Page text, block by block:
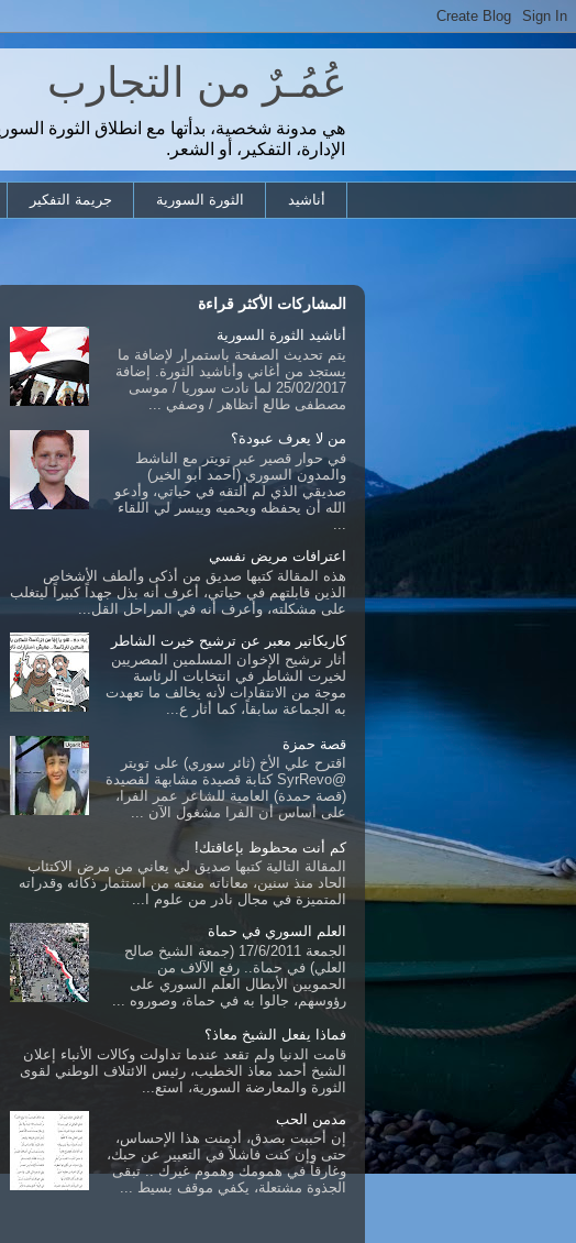
عُمُـرٌ من التجارب
هي مدونة شخصية، بدأتها مع انطلاق الثورة
الإدارة، التفكير، أو الشعر.
أناشيد الثورة السورية جريمة التفكير
المشاركات الأكثر قراءة
أناشيد الثورة السورية
يتم تحديث الصفحة باستمرار لإضافة ما
يستجد من أغاني وأناشيد الثورة. إضافة
25/02/2017 لما نادت سوريا / موسى
مصطفى طالع أتظاهر / وصفي ...
من لا يعرف عبودة؟
في حوار قصير عبر تويتر مع الناشط
والمدون السوري (أحمد أبو الخير)
صديقي الذي لم ألتقه في حياتي، وأدعو
الله أن يحفظه ويحميه وييسر لي اللقاء
...
اعترافات مريض نفسي
هذه المقالة كتبها صديق من أذكى وألطف الأشخاص
الذين قابلتهم في حياتي، أعرف أنه بذل جهداً كبيراً ليتغلب
على مشكلته، وأعرف أنه في المراحل القل...
كاريكاتير معبر عن ترشيح خيرت الشاطر
أثار ترشيح الإخوان المسلمين المصريين
لخيرت الشاطر في انتخابات الرئاسة
موجة من الانتقادات لأنه يخالف ما تعهدت
به الجماعة سابقاً، كما أثار ع...
قصة حمزة
اقترح علي الأخ (ثائر سوري) على تويتر
@SyrRevo كتابة قصيدة مشابهة لقصيدة
(قصة حمدة) العامية للشاعر عمر الفرا،
على أساس أن الفرا مشغول الآن ...
كم أنت محظوظ بإعاقتك!
المقالة التالية كتبها صديق لي يعاني من مرض الاكتئاب
الحاد منذ سنين، معاناته منعته من استثمار ذكائه وقدراته
المتميزة في مجال نادر من علوم ا...
العلم السوري في حماة
الجمعة 17/6/2011 (جمعة الشيخ صالح
العلي) في حماة.. رفع الآلاف من
الحمويين الأبطال العلم السوري على
رؤوسهم، جالوا به في حماة، وصوروه ...
فماذا يفعل الشيخ معاذ؟
قامت الدنيا ولم تقعد عندما تداولت وكالات الأنباء إعلان
الشيخ أحمد معاذ الخطيب، رئيس الائتلاف الوطني لقوى
الثورة والمعارضة السورية، استع...
مدمن الحب
إن أحببت بصدق، أدمنت هذا الإحساس،
حتى وإن كنت فاشلاً في التعبير عن حبك،
وغارقاً في همومك وهموم غيرك .. تبقى
الجذوة مشتعلة، يكفي موقف بسيط ...